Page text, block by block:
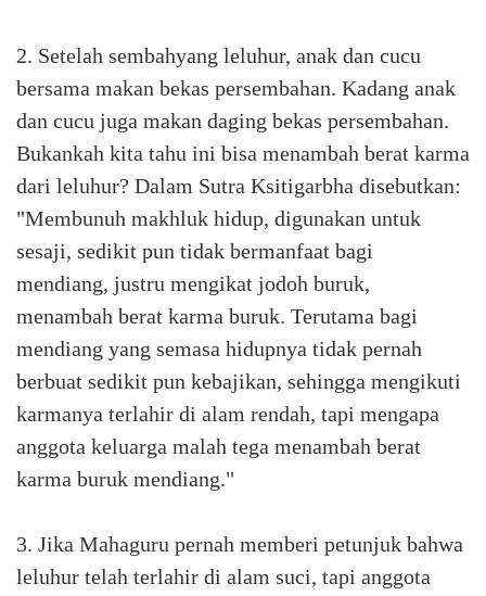
2. Setelah sembahyang leluhur, anak dan cucu
bersama makan bekas persembahan. Kadang anak
dan cucu juga makan daging bekas persembahan.
Bukankah kita tahu ini bisa menambah berat karma
dari leluhur? Dalam Sutra Ksitigarbha disebutkan:
"Membunuh makhluk hidup, digunakan untuk
sesaji, sedikit pun tidak bermanfaat bagi
mendiang, justru mengikat jodoh buruk,
menambah berat karma buruk. Terutama bagi
mendiang yang semasa hidupnya tidak pernah
berbuat sedikit pun kebajikan, sehingga mengikuti
karmanya terlahir di alam rendah, tapi mengapa
anggota keluarga malah tega menambah berat
karma buruk mendiang."
3. Jika Mahaguru pernah memberi petunjuk bahwa
leluhur telah terlahir di alam suci, tapi anggota